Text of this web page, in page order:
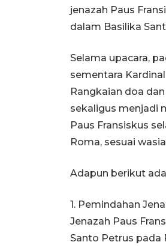
jenazah Paus
dalam Basilika
Selama upacara,
sementara
Rangkaian doa
sekaligus menjadi
Paus Fransiskus
Roma, sesuai
Adapun berikut
1. Pemindahan
Jenazah Paus
Santo Petrus pada